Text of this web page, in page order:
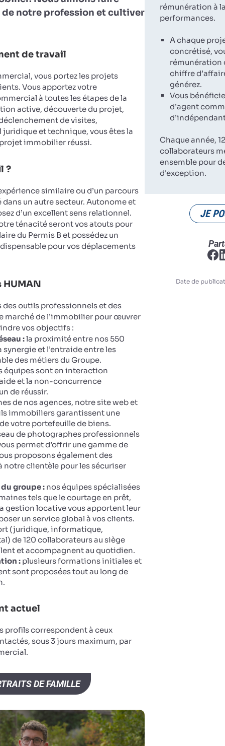
notre profession et cultiver
de travail
vous portez les projets
Vous apportez votre
à toutes les étapes de la
active, découverte du projet,
de visites,
et technique, vous êtes la
immobilier réussi.
?
similaire ou d’un parcours
un autre secteur. Autonome et
d’un excellent sens relationnel.
ténacité seront vos atouts pour
du Permis B et possédez un
pour vos déplacements
HUMAN
des outils professionnels et des
marché de l’immobilier pour œuvrer
vos objectifs :
:la proximité entre nos 550
et l’entraide entre les
des métiers du Groupe.
équipes sont en interaction
et la non-concurrence
de réussir.
de nos agences, notre site web et
immobiliers garantissent une
votre portefeuille de biens.
de photographes professionnels
permet d’offrir une gamme de
proposons également des
notre clientèle pour les sécuriser
groupe : nos équipes spécialisées
tels que le courtage en prêt,
gestion locative vous apportent leur
un service global à vos clients.
(juridique, informatique,
de 120 collaborateurs au siège
et accompagnent au quotidien.
: plusieurs formations initiales et
sont proposées tout au long de
actuel
profils correspondent à ceux
sous 3 jours maximum, par
DE FAMILLE
rémunération à
performances.
A chaque
concrétisé,
rémunération
chiffre
générez.
Vous
d’agent
Chaque année,
collaborateurs
ensemble pour
d'exception.
JE
Date de